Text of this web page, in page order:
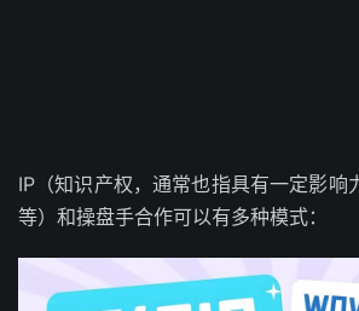
IP（知识产权，通常也指具有一定影响
等）和操盘手合作可以有多种模式：